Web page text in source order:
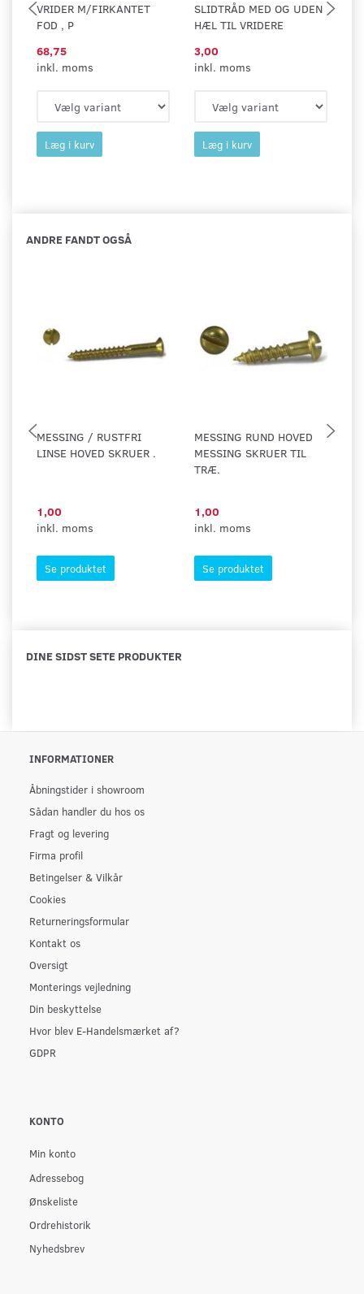
VRIDER M/FIRKANTET
FOD , P
68,75
inkl. moms
Læg i kurv
SLIDTRÅD MED OG UDEN
HÆL TIL VRIDERE
3,00
inkl. moms
Læg i kurv
ANDRE FANDT OGSÅ
MESSING / RUSTFRI
LINSE HOVED SKRUER .
1,00
inkl. moms
Se produktet
MESSING RUND HOVED
MESSING SKRUER TIL
TRÆ.
1,00
inkl. moms
Se produktet
DINE SIDST SETE PRODUKTER
INFORMATIONER
Åbningstider i showroom
Sådan handler du hos os
Fragt og levering
Firma profil
Betingelser & Vilkår
Cookies
Returneringsformular
Kontakt os
Oversigt
Monterings vejledning
Din beskyttelse
Hvor blev E-Handelsmærket af?
GDPR
KONTO
Min konto
Adressebog
Ønskeliste
Ordrehistorik
Nyhedsbrev